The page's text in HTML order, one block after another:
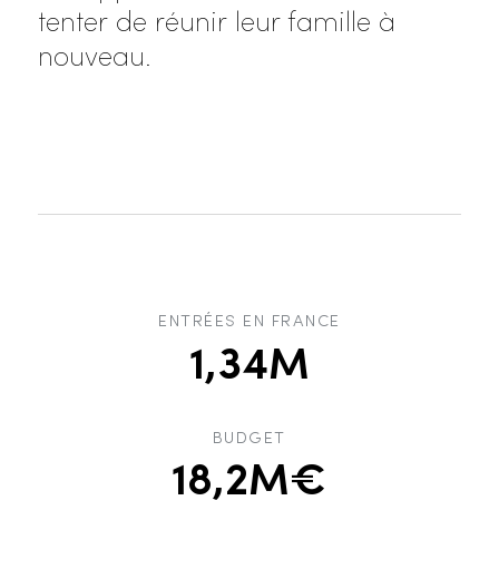
tenter de réunir leur famille à
nouveau.
ENTRÉES EN FRANCE
1,34M
BUDGET
18,2M€